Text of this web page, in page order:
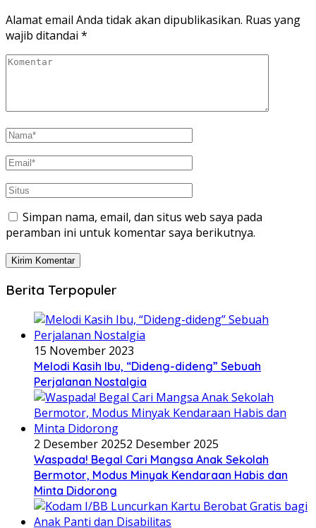
Alamat email Anda tidak akan dipublikasikan. Ruas yang
wajib ditandai *
Simpan nama, email, dan situs web saya pada
peramban ini untuk komentar saya berikutnya.
Berita Terpopuler
15 November 2023
Melodi Kasih Ibu, “Dideng-dideng” Sebuah
Perjalanan Nostalgia
2 Desember 20252 Desember 2025
Waspada! Begal Cari Mangsa Anak Sekolah
Bermotor, Modus Minyak Kendaraan Habis dan
Minta Didorong